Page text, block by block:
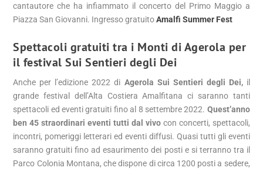
cantautore che ha infiammato il concerto del Primo Maggio a
Piazza San Giovanni. Ingresso gratuitoAmalfi Summer Fest
Spettacoli gratuiti tra i Monti di Agerola per
il festival Sui Sentieri degli Dei
Anche per l’edizione 2022 di Agerola Sui Sentieri degli Dei,il
grande festival dell’Alta Costiera Amalfitana ci saranno tanti
spettacoli ed eventi gratuiti fino al 8 settembre 2022. Quest’anno
ben 45 straordinari eventi tutti dal vivocon concerti, spettacoli,
incontri, pomeriggi letterari ed eventi diffusi. Quasi tutti gli eventi
saranno gratuiti fino ad esaurimento dei posti e si terranno tra il
Parco Colonia Montana, che dispone di circa 1200 posti a sedere,